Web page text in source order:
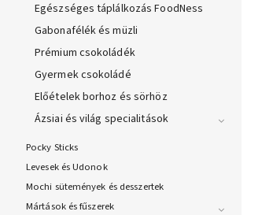
Egészséges táplálkozás FoodNess
Gabonafélék és müzli
Prémium csokoládék
Gyermek csokoládé
Előételek borhoz és sörhöz
Ázsiai és világ specialitások
Pocky Sticks
Levesek és Udonok
Mochi sütemények és desszertek
Mártások és fűszerek